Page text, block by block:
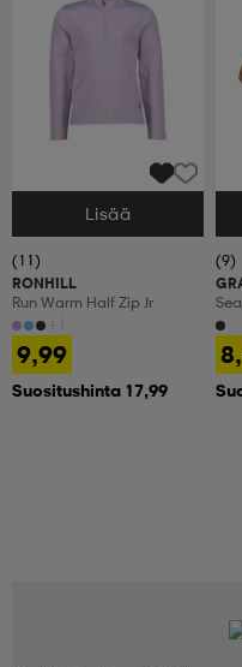
Valitse Koko
Lisää
(11)
RONHILL
Run Warm Half Zip Jr
9,99
Suositushinta 17,99
(9)